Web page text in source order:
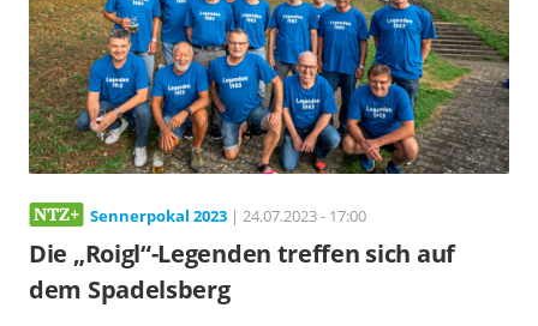
Sennerpokal 2023 | 24.07.2023 - 17:00
Die „Roigl“-Legenden treffen sich auf
dem Spadelsberg